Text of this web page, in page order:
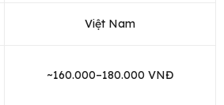
Việt Nam
~160.000–180.000 VNĐ